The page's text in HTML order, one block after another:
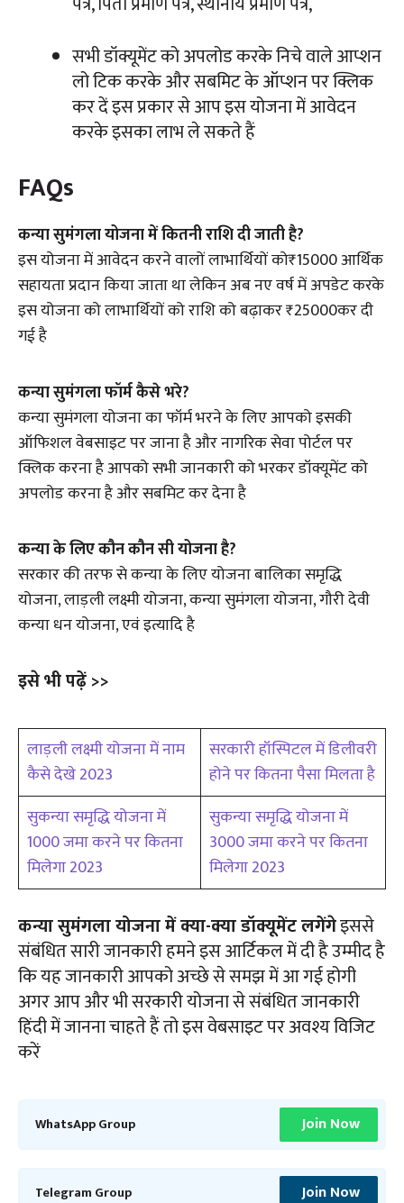
सभी डॉक्यूमेंट को अपलोड करके निचे वाले आप्शन
लो टिक करके और सबमिट के ऑप्शन पर क्लिक
कर दें इस प्रकार से आप इस योजना में आवेदन
करके इसका लाभ ले सकते हैं
FAQs
कन्या सुमंगला योजना में कितनी राशि दी जाती है?
इस योजना में आवेदन करने वालों लाभार्थियों को₹15000 आर्थिक
सहायता प्रदान किया जाता था लेकिन अब नए वर्ष में अपडेट करके
इस योजना को लाभार्थियों को राशि को बढ़ाकर ₹25000कर दी
गई है
कन्या सुमंगला फॉर्म कैसे भरे?
कन्या सुमंगला योजना का फॉर्म भरने के लिए आपको इसकी
ऑफिशल वेबसाइट पर जाना है और नागरिक सेवा पोर्टल पर
क्लिक करना है आपको सभी जानकारी को भरकर डॉक्यूमेंट को
अपलोड करना है और सबमिट कर देना है
कन्या के लिए कौन कौन सी योजना है?
सरकार की तरफ से कन्या के लिए योजना बालिका समृद्धि
योजना, लाड़ली लक्ष्मी योजना, कन्या सुमंगला योजना, गौरी देवी
कन्या धन योजना, एवं इत्यादि है
इसे भी पढ़ें >>
लाड़ली लक्ष्मी योजना में नाम
कैसे देखे 2023
सरकारी हॉस्पिटल में डिलीवरी
होने पर कितना पैसा मिलता है
सुकन्या समृद्धि योजना में
1000 जमा करने पर कितना
मिलेगा 2023
सुकन्या समृद्धि योजना में
3000 जमा करने पर कितना
मिलेगा 2023
कन्या सुमंगला योजना में क्या-क्या डॉक्यूमेंट लगेंगेइससे
संबंधित सारी जानकारी हमने इस आर्टिकल में दी है उम्मीद है
कि यह जानकारी आपको अच्छे से समझ में आ गई होगी
अगर आप और भी सरकारी योजना से संबंधित जानकारी
हिंदी में जानना चाहते हैं तो इस वेबसाइट पर अवश्य विजिट
करें
WhatsApp Group Join Now
Telegram Group Join Now